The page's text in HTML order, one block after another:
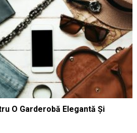
O Garderobă Elegantă Și